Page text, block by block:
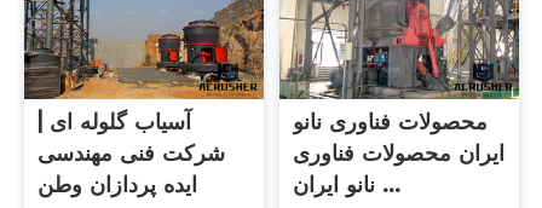
آسیاب گلوله ای |
شرکت فنی مهندسی
ایده پردازان وطن
محصولات فناوری نانو
ایران محصولات فناوری
نانو ایران ...